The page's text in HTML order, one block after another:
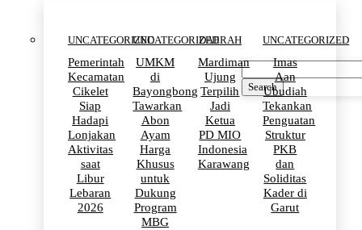
UNCATEGORIZED
Pemerintah
Kecamatan
Cikelet
Siap
Hadapi
Lonjakan
Aktivitas
saat
Libur
Lebaran
2026
UNCATEGORIZED
UMKM
di
Bayongbong
Tawarkan
Abon
Ayam
Harga
Khusus
untuk
Dukung
Program
MBG
DAERAH
Mardiman
Ujung
Terpilih
Jadi
Ketua
PD MIO
Indonesia
Karawang
UNCATEGORIZED
Imas
Aan
Ubudiah
Tekankan
Penguatan
Struktur
PKB
dan
Soliditas
Kader di
Garut
Search